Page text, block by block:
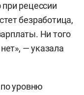
рецессии
безработица,
Ни того
— указала
по уровню